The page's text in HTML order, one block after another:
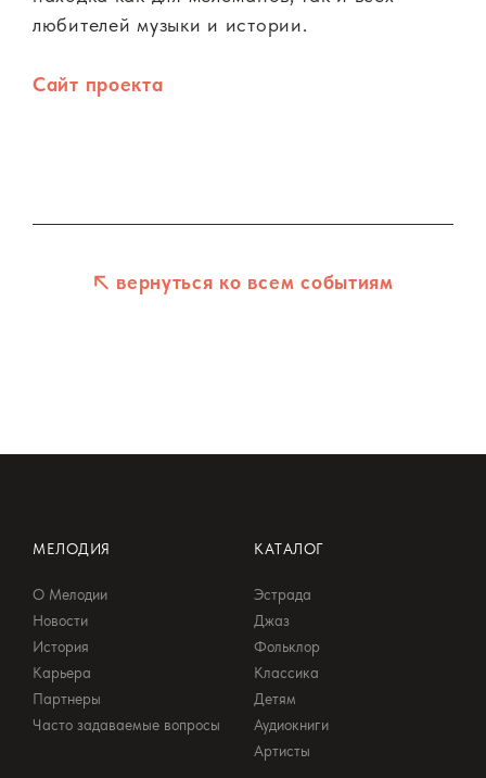
любителей музыки и истории.
Сайт проекта
вернуться ко всем событиям
МЕЛОДИЯ
О Мелодии
Новости
История
Карьера
Партнеры
Часто задаваемые вопросы
КАТАЛОГ
Эстрада
Джаз
Фольклор
Классика
Детям
Аудиокниги
Артисты